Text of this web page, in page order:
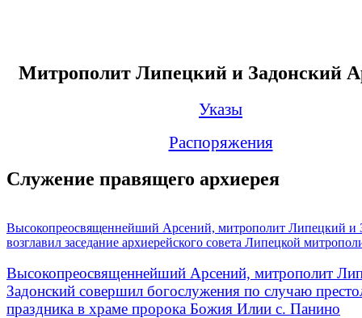
Митрополит Липецкий и Задонский
Указы
Распоряжения
Служение правящего архиерея
Высокопреосвященнейший Арсений, митрополит Липецкий и
возглавил заседание архиерейского совета Липецкой
Высокопреосвященнейший Арсений, митрополит
Задонский совершил богослужения по случаю
праздника в храме пророка Божия Илии с. Панино